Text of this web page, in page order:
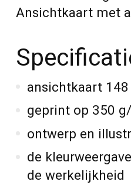
Ansichtkaart met
ansichtkaart
geprint op 350
ontwerp en
de
de werkelijkheid